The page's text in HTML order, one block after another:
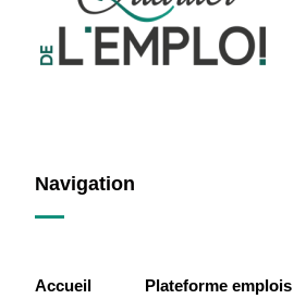
Navigation
Accueil Plateforme emplois